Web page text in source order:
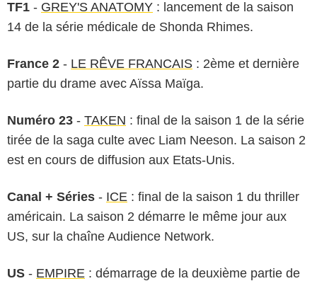
TF1 - GREY'S ANATOMY : lancement de la saison
14 de la série médicale de Shonda Rhimes.
France 2 - LE RÊVE FRANCAIS : 2ème et dernière
partie du drame avec Aïssa Maïga.
Numéro 23 - TAKEN : final de la saison 1 de la série
tirée de la saga culte avec Liam Neeson. La saison 2
est en cours de diffusion aux Etats-Unis.
Canal + Séries - ICE : final de la saison 1 du thriller
américain. La saison 2 démarre le même jour aux
US, sur la chaîne Audience Network.
US - EMPIRE : démarrage de la deuxième partie de